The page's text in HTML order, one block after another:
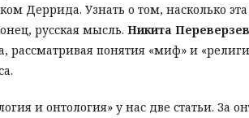
Деррида. Узнать о том, насколько
русская мысль. Никита Переверзев
рассматривая понятия «миф» и
и онтология» у нас две статьи. За